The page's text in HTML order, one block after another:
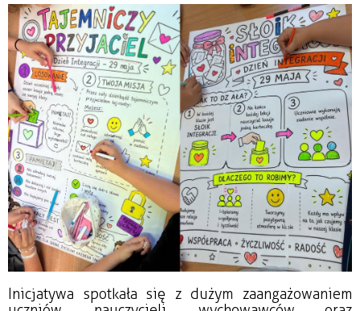
Inicjatywa spotkała się z dużym zaangażowaniem